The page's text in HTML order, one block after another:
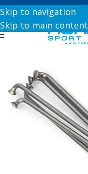
Skip to navigation
Skip to main content
+385 1 8896 200